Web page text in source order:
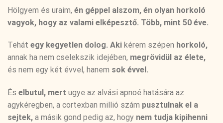
Hölgyem és uraim, én géppel alszom, én olyan horkoló
vagyok, hogy az valami elképesztő. Több, mint 50 éve.
Tehát egy kegyetlen dolog. Aki kérem szépen horkoló,
annak ha nem cselekszik idejében, megrövidül az élete,
és nem egy két évvel, hanem sok évvel.
És elbutul, mert ugye az alvási apnoé hatására az
agykéregben, a cortexban millió szám pusztulnak el a
sejtek, a másik gond pedig az, hogy nem tudja kipihenni